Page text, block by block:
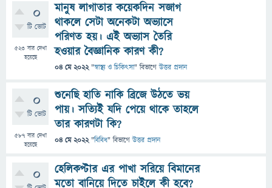
0
টি ভোট
523বার দেখা
হয়েছে
মানুষ লাগাতার কয়েকদিন সজাগ
থাকলে সেটা অনেকটা অভ্যাসে
পরিণত হয়। এই অভ্যাস তৈরি
হওয়ার বৈজ্ঞানিক কারণ কী?
04 মে 2022 "স্বাস্থ্য ও চিকিৎসা" বিভাগে উত্তর প্রদান
0
টি ভোট
587বার দেখা
হয়েছে
শুনেছি হাতি নাকি ব্রিজে উঠতে ভয়
পায়। সত্যিই যদি পেয়ে থাকে তাহলে
তার কারণটা কি?
04 মে 2022 "বিবিধ" বিভাগে উত্তর প্রদান
0
হেলিকপ্টার এর পাখা সরিয়ে বিমানের
মতো বানিয়ে দিতে চাইলে কী হবে?